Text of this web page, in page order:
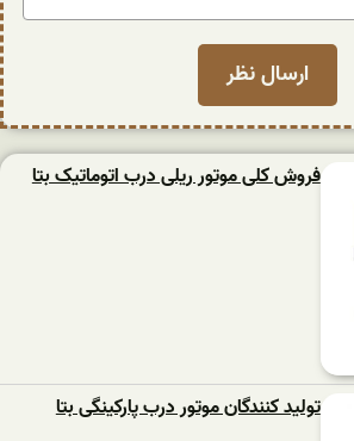
فروش کلی موتور ریلی درب اتوماتیک بتا
تولید کنندگان موتور درب پارکینگی بتا